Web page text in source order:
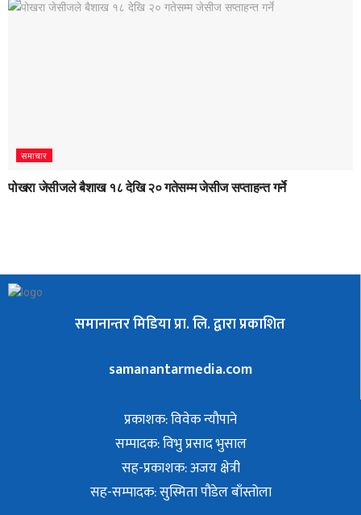
समाचार
पोखरा जेसीजले बैशाख १८ देखि २० गतेसम्म जेसीज सप्ताहन्त गर्ने
समानान्तर मिडिया प्रा. लि. द्वारा प्रकाशित
samanantarmedia.com
प्रकाशक: विवेक न्याैपाने
सम्पादक: विभु प्रसाद भुसाल
सह-प्रकाशक: अजय क्षेत्री
सह-सम्पादक: सुस्मिता पौडेल बाँस्तोला